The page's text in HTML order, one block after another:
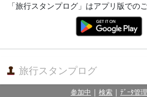
「旅行スタンプログ」はアプリ版での
旅行スタンプログ
参加中 | 検索 | ﾃﾞｰﾀ管理